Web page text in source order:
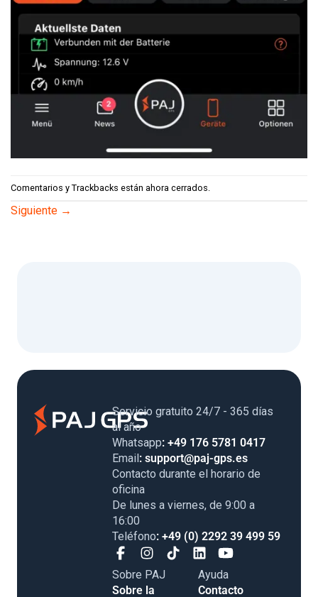
Comentarios y Trackbacks están ahora cerrados.
Siguiente →
Servicio gratuito 24/7 - 365 días
al año
Whatsapp: +49 176 5781 0417
Email : support@paj-gps.es
Contacto durante el horario de
oficina
De lunes a viernes, de 9:00 a
16:00
Teléfono: +49 (0) 2292 39 499 59
Sobre PAJ
Sobre la
Ayuda
Contacto